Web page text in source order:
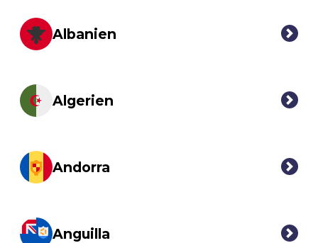
Albanien
Algerien
Andorra
Anguilla